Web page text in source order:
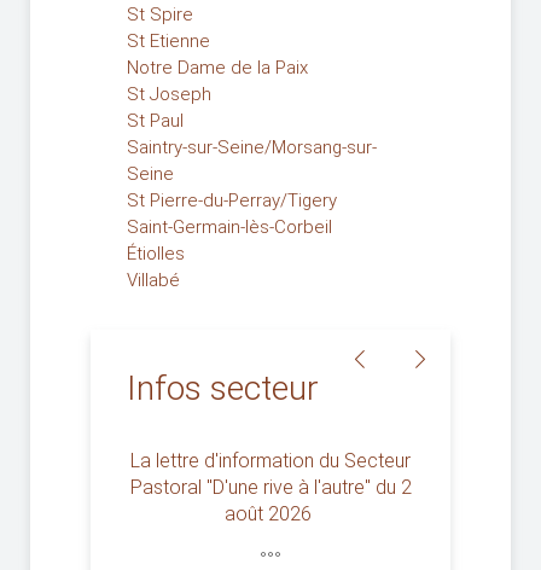
St Spire
St Etienne
Notre Dame de la Paix
St Joseph
St Paul
Saintry-sur-Seine/Morsang-sur-
Seine
St Pierre-du-Perray/Tigery
Saint-Germain-lès-Corbeil
Étiolles
Villabé
Infos secteur
La lettre d'information du Secteur
Pastoral "D'une rive à l'autre" du 2
août 2026
°°°
Feuilles
secteur publiées
Retrouvez d'un clic sur